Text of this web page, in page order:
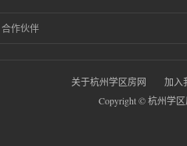
合作伙伴
关于杭州学区房网
加入
Copyright © 杭州学